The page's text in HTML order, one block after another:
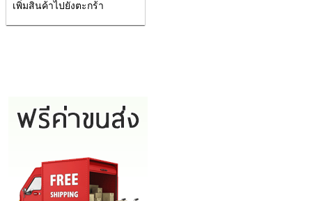
เพิ่มสินค้าไปยังตะกร้า